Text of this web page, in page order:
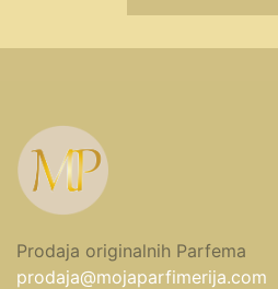
Prodaja originalnih Parfema
prodaja@mojaparfimerija.com